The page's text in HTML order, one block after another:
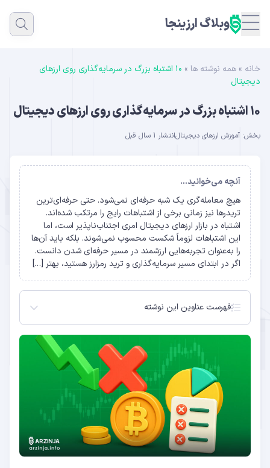
وبلاگ ارزینجا
خانه » همه نوشته ها »
۱۰ اشتباه بزرگ در سرمایه‌گذاری روی ارزهای
دیجیتال
۱۰ اشتباه بزرگ در سرمایه‌گذاری روی ارزهای دیجیتال
بخش: آموزش ارزهای دیجیتالانتشار 1 سال قبل
آنچه می‌خوانید...
هیچ معامله‌گری یک شبه حرفه‌ای نمی‌شود. حتی حرفه‌ای‌ترین
تریدرها نیز زمانی برخی از اشتباهات رایج را مرتکب شده‌اند.
اشتباه در بازار ارزهای دیجیتال امری اجتناب‌ناپذیر است، اما
این اشتباهات لزوماً شکست محسوب نمی‌شوند. بلکه باید آن‌ها
را به‌عنوان تجربه‌هایی ارزشمند در مسیر حرفه‌ای شدن دانست.
اگر در ابتدای مسیر سرمایه‌گذاری و ترید رمزارز هستید، بهتر […]
فهرست عناوین این نوشته
بشناسید
۲. معامله بیش از حد (Overtrading)
۳. معامله احساسی
۷. تمرکز بیش از حد بر سود کوتاه‌مدت
۸. ناآگاهی از مفهوم لوریج
۹. اعتماد به‌نفس کاذب پس از کسب سود